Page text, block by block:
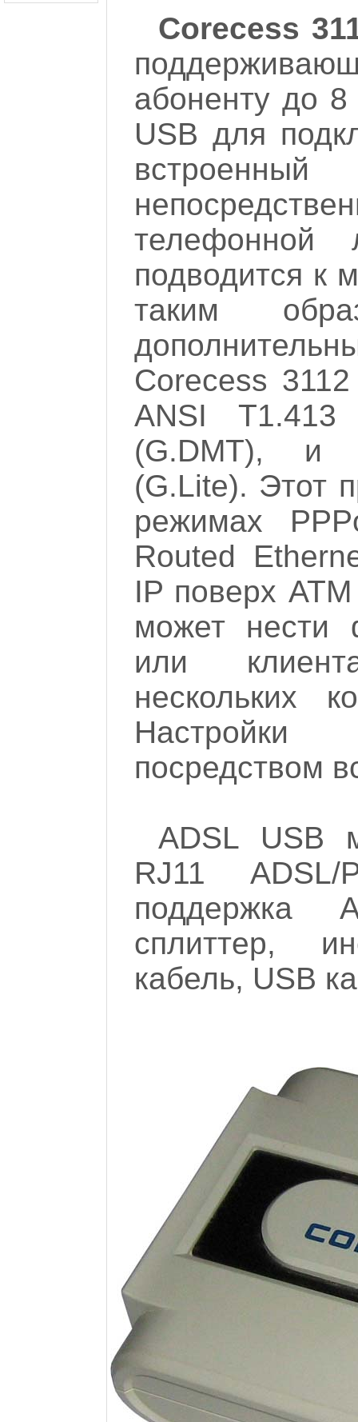
Corecess
абоненту до
USB для
телефонной
подводится к
таким
Corecess
ANSI
(G.DMT), и
(G.Lite). Этот
режимах
Routed
IP поверх
может нести
или
нескольких
посредством
ADSL USB
RJ11
поддержка
сплиттер,
кабель, USB